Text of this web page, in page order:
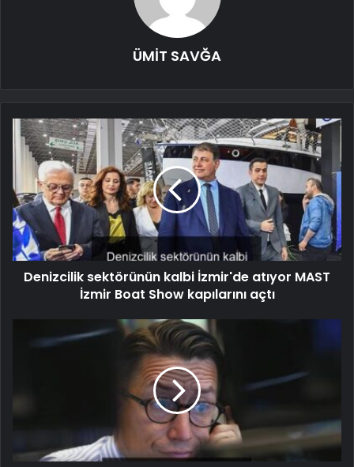
ÜMİT SAVĞA
Denizcilik sektörünün kalbi İzmir'de atıyor MAST
İzmir Boat Show kapılarını açtı